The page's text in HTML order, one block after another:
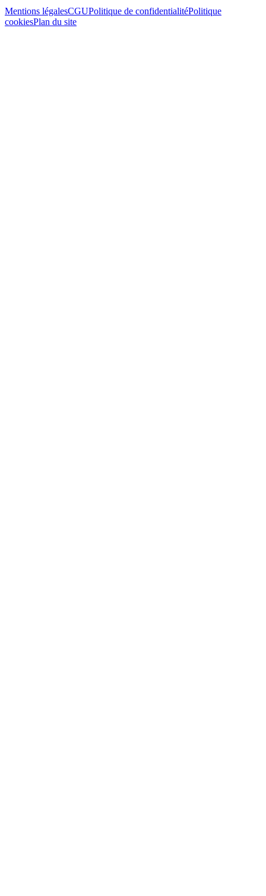
Mentions légalesCGUPolitique de confidentialitéPolitique
cookiesPlan du site